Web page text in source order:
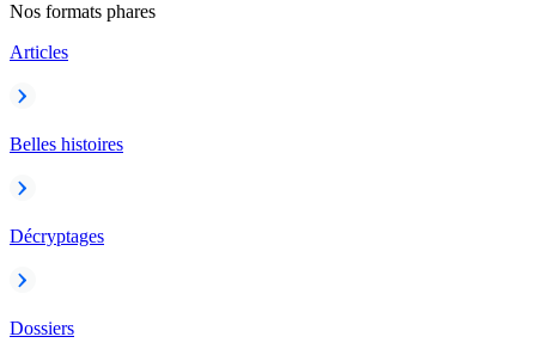
Nos formats phares
Articles
Belles histoires
Décryptages
Dossiers